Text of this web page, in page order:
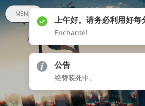
MENU
弱水三千，只取一瓢
上午好。请务必利用好每
Enchanté!
公告
绝赞装死中。